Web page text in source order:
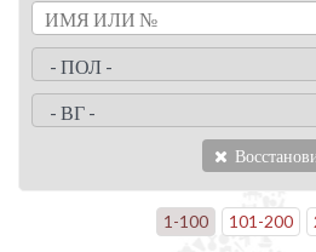
1-100 101-200